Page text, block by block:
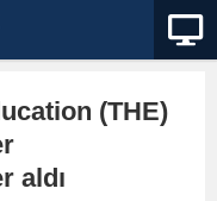
(THE)
aldı